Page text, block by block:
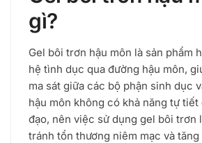
gì?
Gel bôi trơn hậu môn là sản phẩm
hệ tình dục qua đường hậu môn,
ma sát giữa các bộ phận sinh dục
hậu môn không có khả năng tự tiết
đạo, nên việc sử dụng gel bôi trơn
tránh tổn thương niêm mạc và tăng